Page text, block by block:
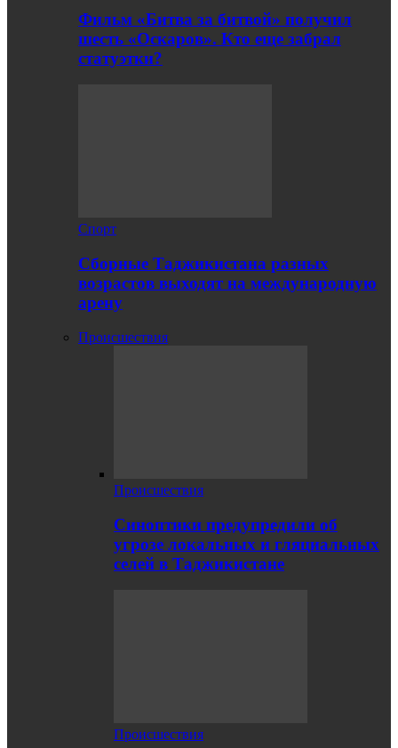
Фильм «Битва за битвой» получил
шесть «Оскаров». Кто еще забрал
статуэтки?
Спорт
Сборные Таджикистана разных
возрастов выходят на международную
арену
Происшествия
Происшествия
Синоптики предупредили об
угрозе локальных и гляциальных
селей в Таджикистане
Происшествия